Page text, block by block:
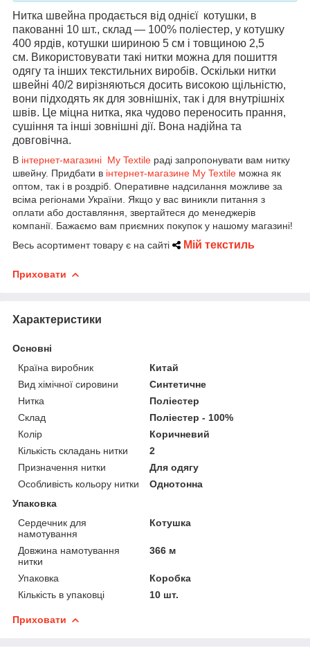
Нитка швейна продається від однієї котушки, в
пакованні 10 шт., склад — 100% поліестер, у котушку
400 ярдів, котушки шириною 5 см і товщиною 2,5
см. Використовувати такі нитки можна для пошиття
одягу та інших текстильних виробів. Оскільки нитки
швейні 40/2 вирізняються досить високою щільністю,
вони підходять як для зовнішніх, так і для внутрішніх
швів. Це міцна нитка, яка чудово переносить прання,
сушіння та інші зовнішні дії. Вона надійна та
довговічна.
В інтернет-магазині My Textile раді запропонувати вам нитку
швейну. Придбати в інтернет-магазине My Textile можна як
оптом, так і в роздріб. Оперативне надсилання можливе за
всіма регіонами України. Якщо у вас виникли питання з
оплати або доставляння, звертайтеся до менеджерів
компанії. Бажаємо вам приємних покупок у нашому магазині!
Весь асортимент товару є на сайті
Мій текстиль
Приховати
Характеристики
Основні
Країна виробник
Китай
Вид хімічної сировини
Синтетичне
Нитка
Поліестер
Склад
Поліестер - 100%
Колір
Коричневий
Кількість складань нитки
2
Призначення нитки
Для одягу
Особливість кольору нитки
Однотонна
Упаковка
Сердечник для
намотування
Котушка
Довжина намотування
нитки
366 м
Упаковка
Коробка
Кількість в упаковці
10 шт.
Приховати